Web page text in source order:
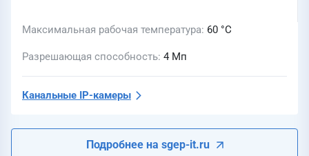
Максимальная рабочая температура 60 °C
Разрешающая способность 4 Мп
Канальные IP-камеры
Подробнее на sgep-it.ru